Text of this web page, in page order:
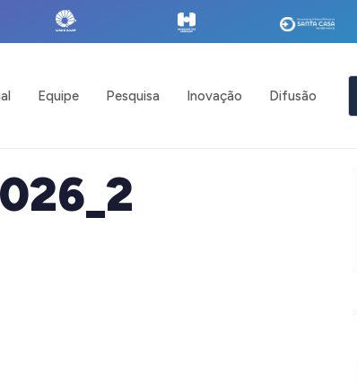
Equipe Pesquisa Inovação Difusão